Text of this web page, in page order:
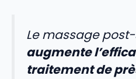
Le massage
augmente
traitement de